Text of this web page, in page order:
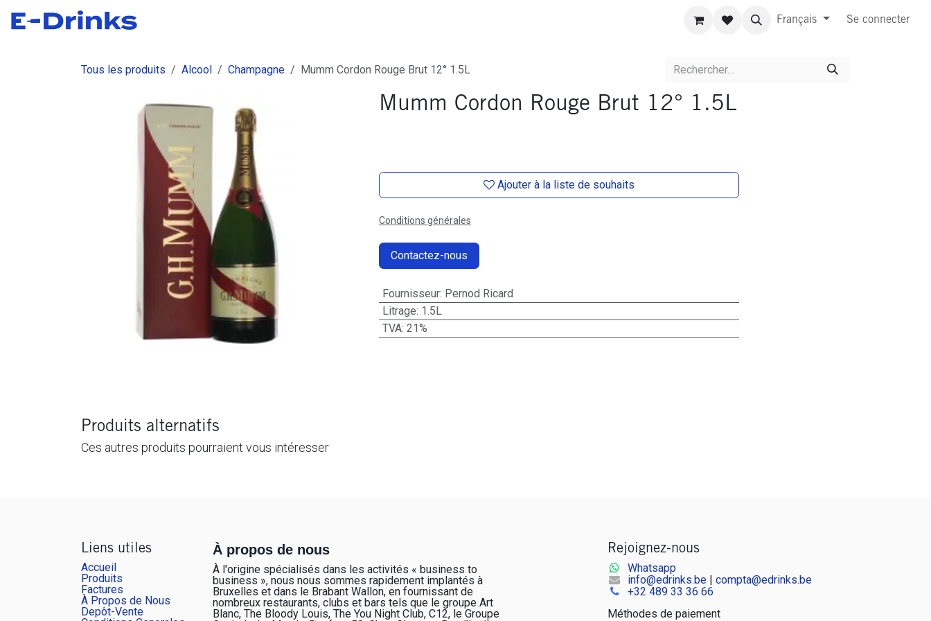
Se rendre au contenu
Français Se connecter
Tous les produits Alcool Champagne Mumm Cordon Rouge Brut 12° 1.5L
Mumm Cordon Rouge Brut 12° 1.5L
Ajouter à la liste de souhaits
Conditions générales
Contactez-nous
Fournisseur: Pernod Ricard
Litrage: 1.5L
TVA: 21%
Produits alternatifs
Ces autres produits pourraient vous intéresser
Liens utiles
Accueil
Produits
Factures
À Propos de Nous
Depôt-Vente
À propos de nous
À l'origine spécialisés dans les activités « business to
business », nous nous sommes rapidement implantés à
Bruxelles et dans le Brabant Wallon, en fournissant de
nombreux restaurants, clubs et bars tels que le groupe Art
Blanc, The Bloody Louis, The You Night Club, C12, le Groupe
Rejoignez-nous
Whatsapp
info@edrinks.be| compta@edrinks.be
+32 489 33 36 66
Méthodes de paiement